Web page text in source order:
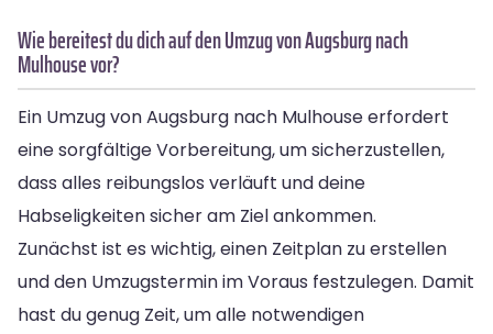
Wie bereitest du dich auf den Umzug von Augsburg nach
Mulhouse vor?
Ein Umzug von Augsburg nach Mulhouse erfordert
eine sorgfältige Vorbereitung, um sicherzustellen,
dass alles reibungslos verläuft und deine
Habseligkeiten sicher am Ziel ankommen.
Zunächst ist es wichtig, einen Zeitplan zu erstellen
und den Umzugstermin im Voraus festzulegen. Damit
hast du genug Zeit, um alle notwendigen